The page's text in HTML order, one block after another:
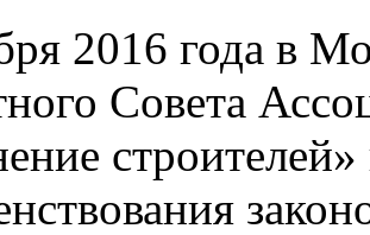
2016 года в
Совета